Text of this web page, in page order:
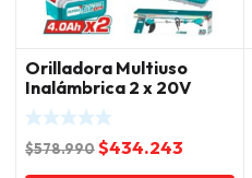
Orilladora Multiuso
Inalámbrica 2 x 20V
Total
$578.990El
precio
$434.243
precio